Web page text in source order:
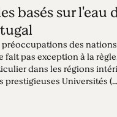
basés sur l'eau
des
fait pas exception à la
dans les régions
prestigieuses Universités